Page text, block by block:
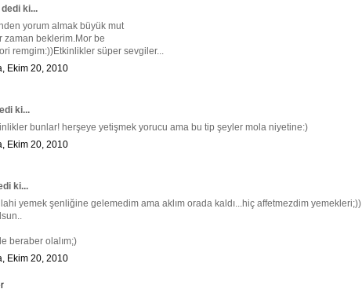
dedi ki...
yorum almak büyük mut
zaman beklerim.Mor be
remgim:))Etkinlikler süper sevgiler...
Ekim 20, 2010
ki...
bunlar! herşeye yetişmek yorucu ama bu tip şeyler mola niyetine:)
Ekim 20, 2010
ki...
yemek şenliğine gelemedim ama aklım orada kaldı...hiç affetmezdim yemekleri;))
beraber olalım;)
Ekim 20, 2010